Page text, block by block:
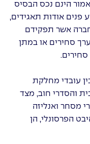
הינם נכס הבסיס
פנים אודות תאגידים,
אשר תפקידם
סחירים או במתן
עובדי מחלקת
והסדרי חוב, מצד
מסחר ואנליזה
הפרסונלי, הן